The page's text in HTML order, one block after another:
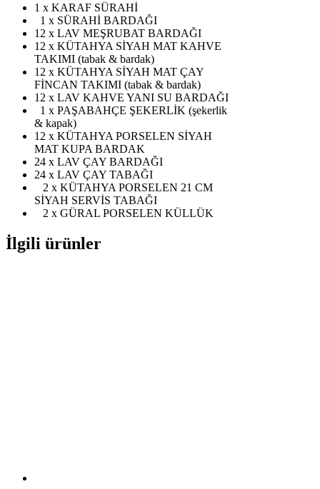
1 x KARAF SÜRAHİ
1 x SÜRAHİ BARDAĞI
12 x LAV MEŞRUBAT BARDAĞI
12 x KÜTAHYA SİYAH MAT KAHVE
TAKIMI (tabak & bardak)
12 x KÜTAHYA SİYAH MAT ÇAY
FİNCAN TAKIMI (tabak & bardak)
12 x LAV KAHVE YANI SU BARDAĞI
1 x PAŞABAHÇE ŞEKERLİK (şekerlik
& kapak)
12 x KÜTAHYA PORSELEN SİYAH
MAT KUPA BARDAK
24 x LAV ÇAY BARDAĞI
24 x LAV ÇAY TABAĞI
2 x KÜTAHYA PORSELEN 21 CM
SİYAH SERVİS TABAĞI
2 x GÜRAL PORSELEN KÜLLÜK
İlgili ürünler